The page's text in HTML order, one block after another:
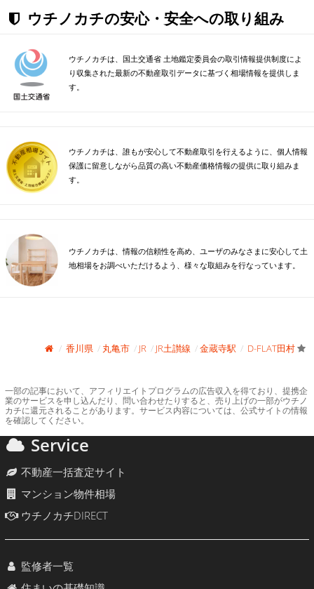
ウチノカチの安心・安全への取り組み
ウチノカチは、国土交通省 土地鑑定委員会の取引情報提供制度によ
り収集された最新の不動産取引データに基づく相場情報を提供しま
す。
ウチノカチは、誰もが安心して不動産取引を行えるように、個人情報
保護に留意しながら品質の高い不動産価格情報の提供に取り組みま
す。
ウチノカチは、情報の信頼性を高め、ユーザのみなさまに安心して土
地相場をお調べいただけるよう、様々な取組みを行なっています。
香川県 丸亀市 JR JR土讃線 金蔵寺駅 D-FLAT田村
一部の記事において、アフィリエイトプログラムの広告収入を得ており、提携企
業のサービスを申し込んだり、問い合わせたりすると、売り上げの一部がウチノ
カチに還元されることがあります。サービス内容については、公式サイトの情報
を確認してください。
Service
不動産一括査定サイト
マンション物件相場
ウチノカチDIRECT
監修者一覧